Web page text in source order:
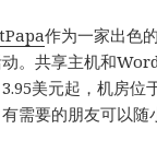
作为一家出色
。共享主机和
美元起，机房位
需要的朋友可以随